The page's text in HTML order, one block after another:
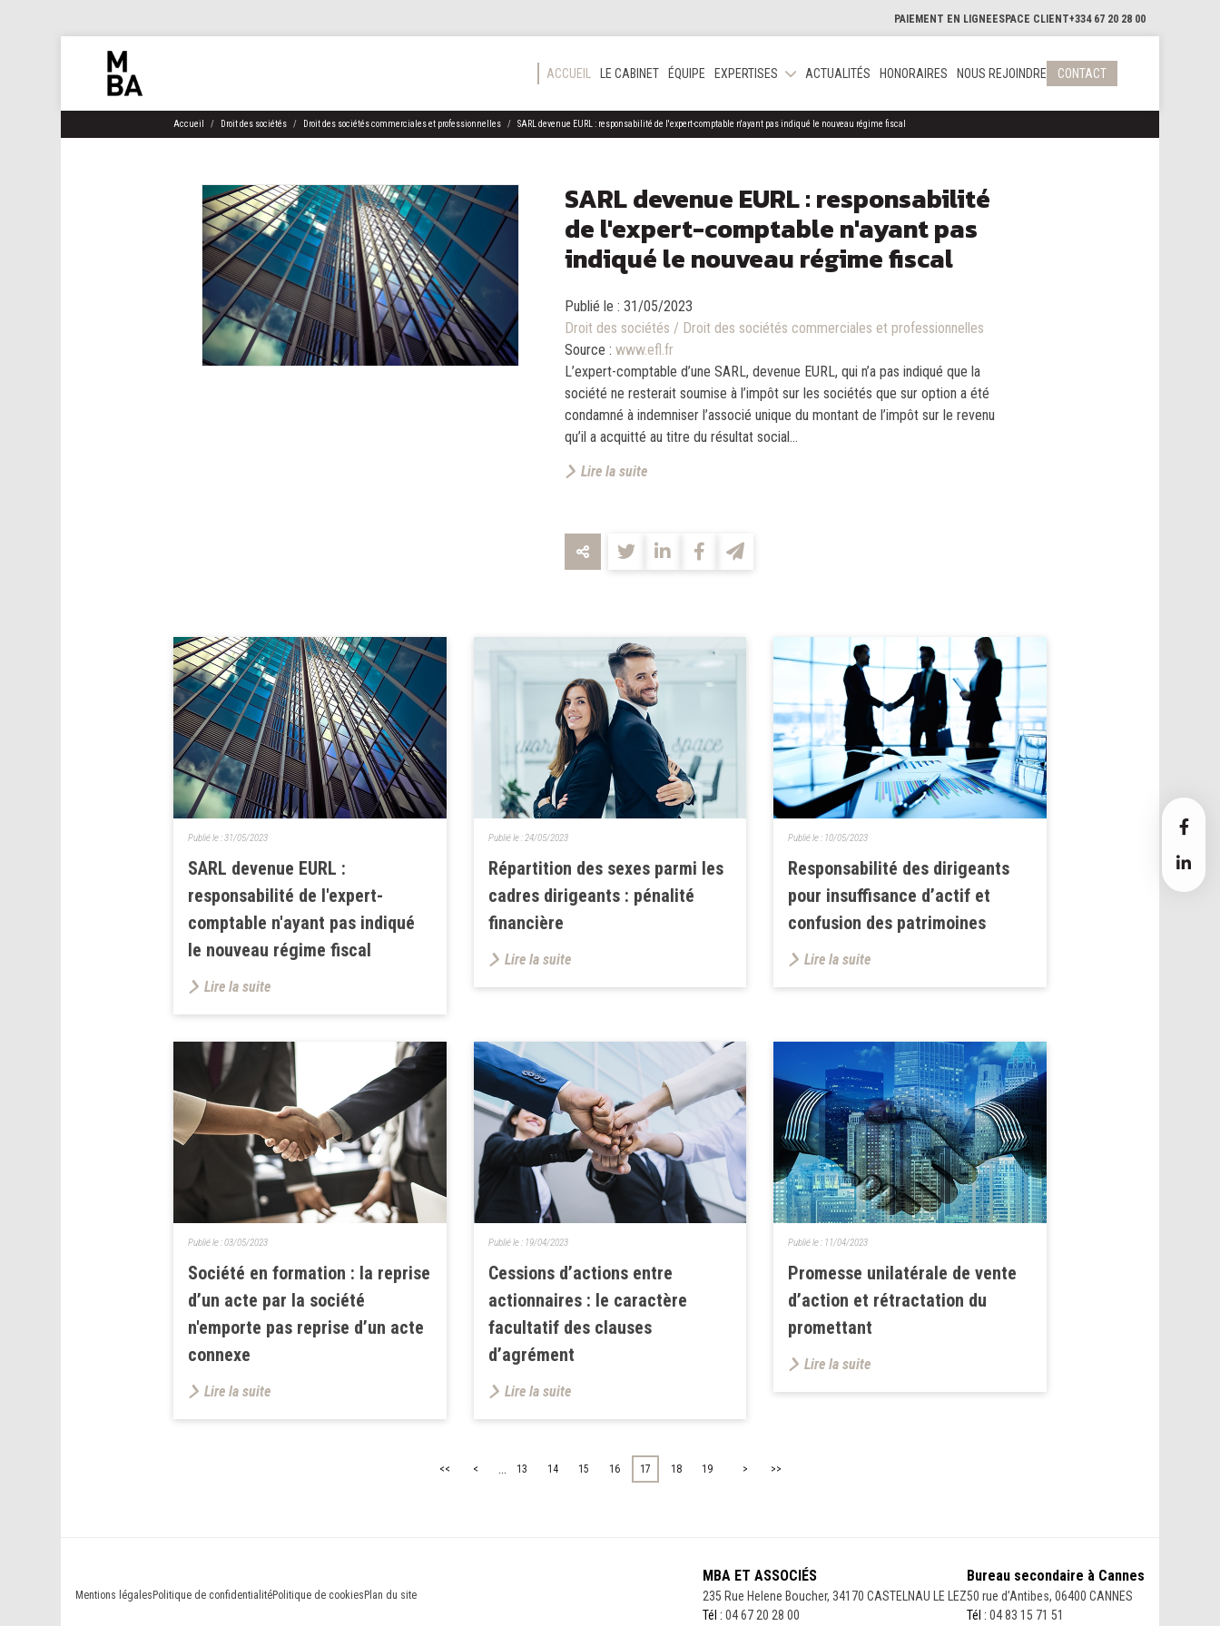
PAIEMENT EN LIGNE ESPACE CLIENT+334 67 20 28 00
ACCUEIL LE CABINET ÉQUIPE EXPERTISES ACTUALITÉS HONORAIRES NOUS REJOINDRE CONTACT
Accueil Droit des sociétés Droit des sociétés commerciales et professionnelles SARL devenue EURL : responsabilité de l'expert-comptable n'ayant pas indiqué le nouveau régime fiscal
SARL devenue EURL : responsabilité
de l'expert-comptable n'ayant pas
indiqué le nouveau régime fiscal
Publié le : 31/05/2023
Droit des sociétés / Droit des sociétés commerciales et professionnelles
Source : www.efl.fr
L’expert-comptable d’une SARL, devenue EURL, qui n’a pas indiqué que la
société ne resterait soumise à l’impôt sur les sociétés que sur option a été
condamné à indemniser l’associé unique du montant de l’impôt sur le revenu
qu’il a acquitté au titre du résultat social...
Lire la suite
SARL devenue EURL :
responsabilité de l'expert-
comptable n'ayant pas indiqué
le nouveau régime fiscal
Publié le :31/05/2023
Lire la suite
Répartition des sexes parmi les
cadres dirigeants : pénalité
financière
Publié le :24/05/2023
Lire la suite
Responsabilité des dirigeants
pour insuffisance d’actif et
confusion des patrimoines
Publié le : 10/05/2023
Lire la suite
Société en formation : la reprise
d’un acte par la société
n'emporte pas reprise d’un acte
connexe
Publié le :03/05/2023
Lire la suite
Cessions d’actions entre
actionnaires : le caractère
facultatif des clauses
d’agrément
Publié le : 19/04/2023
Lire la suite
Promesse unilatérale de vente
d’action et rétractation du
promettant
Publié le : 11/04/2023
Lire la suite
<< < ... 13 14 15 16 17 18 19 > >>
Mentions légales Politique de confidentialitéPolitique de cookies Plan du site
MBA ET ASSOCIÉS
235 Rue Helene Boucher, 34170 CASTELNAU LE LEZ
Tél : 04 67 20 28 00
Bureau secondaire à Cannes
50 rue d’Antibes, 06400 CANNES
Tél : 04 83 15 71 51